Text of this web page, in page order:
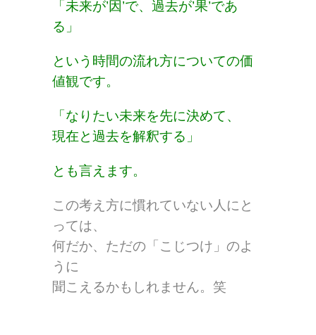
「未来が’因’で、過去が’果’であ
る」
という時間の流れ方についての価
値観です。
「なりたい未来を先に決めて、
現在と過去を解釈する」
とも言えます。
この考え方に慣れていない人にと
っては、
何だか、ただの「こじつけ」のよ
うに
聞こえるかもしれません。笑